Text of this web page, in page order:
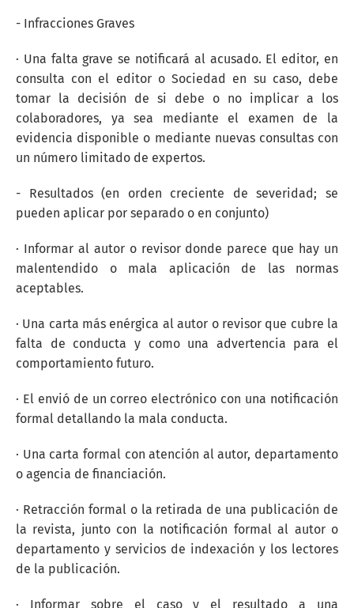
- Infracciones Graves
· Una falta grave se notificará al acusado. El editor, en
consulta con el editor o Sociedad en su caso, debe
tomar la decisión de si debe o no implicar a los
colaboradores, ya sea mediante el examen de la
evidencia disponible o mediante nuevas consultas con
un número limitado de expertos.
- Resultados (en orden creciente de severidad; se
pueden aplicar por separado o en conjunto)
· Informar al autor o revisor donde parece que hay un
malentendido o mala aplicación de las normas
aceptables.
· Una carta más enérgica al autor o revisor que cubre la
falta de conducta y como una advertencia para el
comportamiento futuro.
· El envió de un correo electrónico con una notificación
formal detallando la mala conducta.
· Una carta formal con atención al autor, departamento
o agencia de financiación.
· Retracción formal o la retirada de una publicación de
la revista, junto con la notificación formal al autor o
departamento y servicios de indexación y los lectores
de la publicación.
· Informar sobre el caso y el resultado a una